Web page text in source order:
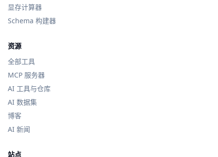
显存计算器
Schema 构建器
资源
全部工具
MCP 服务器
AI 工具与仓库
AI 数据集
博客
AI 新闻
站点